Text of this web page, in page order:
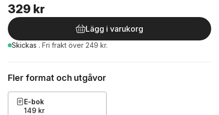
329 kr
Lägg i varukorg
Skickas . Fri frakt över 249 kr.
Fler format och utgåvor
E-bok
149 kr